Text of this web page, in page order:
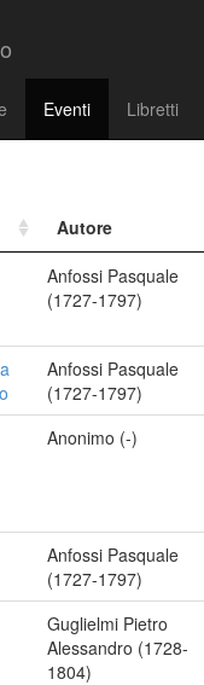
Eventi Libretti
Autore
Anfossi Pasquale
(1727-1797)
Anfossi Pasquale
(1727-1797)
Anonimo (-)
Anfossi Pasquale
(1727-1797)
Guglielmi Pietro
Alessandro (1728-
1804)